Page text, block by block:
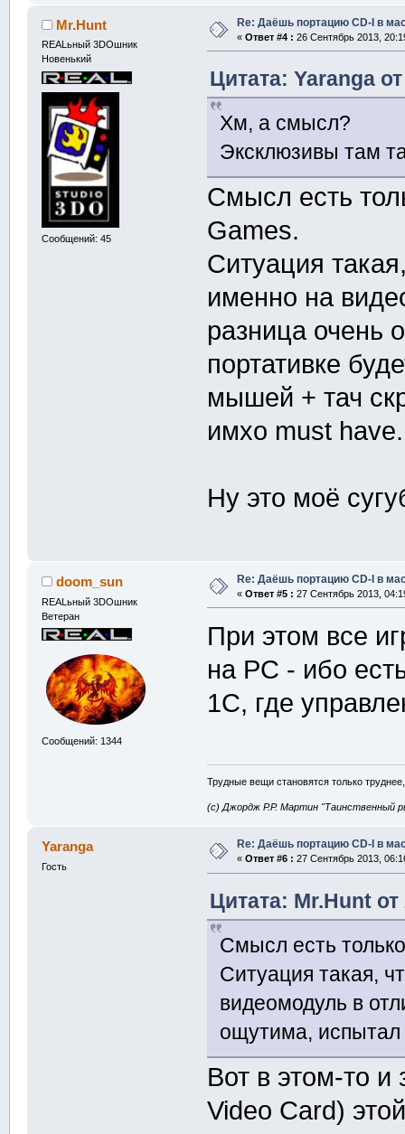
Mr.Hunt
REALьный 3DOшник
Новенький
Сообщений: 45
Re: Даёшь портацию CD-I в
« Ответ #4 : 26 Сентябрь 2013,
Цитата: Yaranga
Хм, а смысл?
Эксклюзивы там
Смысл есть
Games.
Ситуация
именно на
разница очень
портативке
мышей + тач
имхо must have.
Ну это моё
doom_sun
REALьный 3DOшник
Ветеран
Сообщений: 1344
Re: Даёшь портацию CD-I в
« Ответ #5 : 27 Сентябрь 2013,
При этом все
на РС - ибо
1С, где
Трудные вещи становятся только
(с) Джордж Р.Р. Мартин "Таинственный
Yaranga
Гость
Re: Даёшь портацию CD-I в
« Ответ #6 : 27 Сентябрь 2013,
Цитата: Mr.Hunt
Смысл есть
Ситуация такая,
видеомодуль в
ощутима,
Вот в этом-то
Video Card)